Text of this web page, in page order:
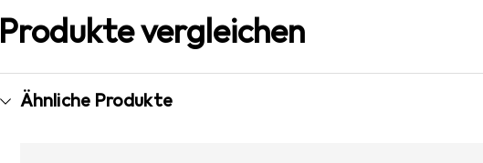
Produkte vergleichen
Ähnliche Produkte